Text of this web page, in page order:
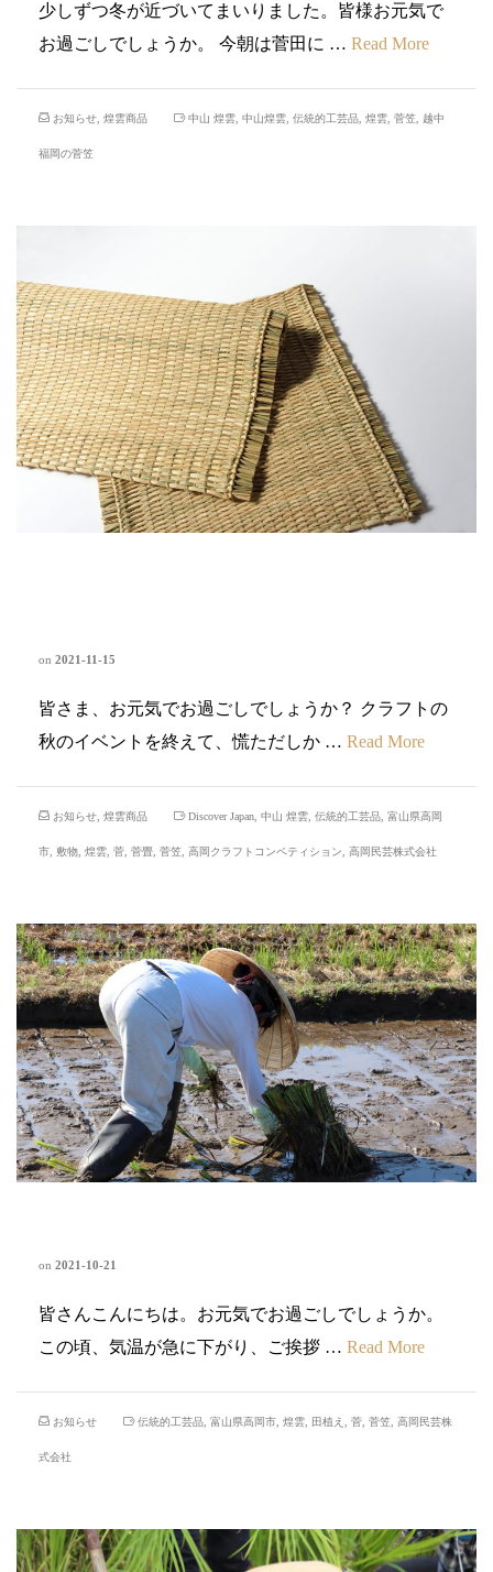
少しずつ冬が近づいてまいりました。皆様お元気で
お過ごしでしょうか。 今朝は菅田に … Read More
お知らせ, 煌雲商品 中山 煌雲, 中山煌雲, 伝統的工芸品, 煌雲, 菅笠, 越中
福岡の菅笠
on 2021-11-15
皆さま、お元気でお過ごしでしょうか？ クラフトの
秋のイベントを終えて、慌ただしか … Read More
お知らせ, 煌雲商品 Discover Japan, 中山 煌雲, 伝統的工芸品, 富山県高岡
市, 敷物, 煌雲, 菅, 菅畳, 菅笠, 高岡クラフトコンペティション, 高岡民芸株式会社
on 2021-10-21
皆さんこんにちは。お元気でお過ごしでしょうか。
この頃、気温が急に下がり、ご挨拶 … Read More
お知らせ 伝統的工芸品 富山県高岡市 煌雲 田植え 菅 菅笠 高岡民芸株
式会社